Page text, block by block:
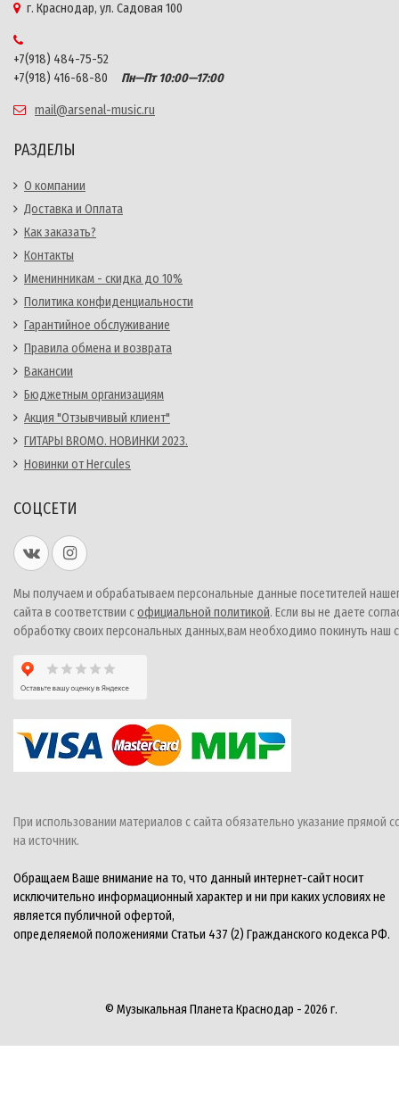
г. Краснодар, ул. Садовая 100
+7(918) 484-75-52
+7(918) 416-68-80
Пн—Пт 10:00—17:00
mail@arsenal-music.ru
РАЗДЕЛЫ
О компании
Доставка и Оплата
Как заказать?
Контакты
Именинникам - скидка до 10%
Политика конфиденциальности
Гарантийное обслуживание
Правила обмена и возврата
Вакансии
Бюджетным организациям
Акция "Отзывчивый клиент"
ГИТАРЫ BROMO. НОВИНКИ 2023.
Новинки от Hercules
СОЦСЕТИ
Мы получаем и обрабатываем персональные данные посетителей
сайта в соответствии софициальной политикой. Если вы не даете
обработку своих персональных данных,вам необходимо покинуть наш
При использовании материалов с сайта обязательно указание прямой
на источник.
Обращаем Ваше внимание на то, что данный интернет-сайт носит
исключительно информационный характер и ни при каких условиях не
является публичной офертой,
определяемой положениями Статьи 437 (2) Гражданского кодекса РФ.
© Музыкальная Планета Краснодар - 2026 г.